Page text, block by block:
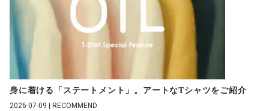
身に着ける「ステートメント」。アートなTシャツをご紹介
2026-07-09 | RECOMMEND